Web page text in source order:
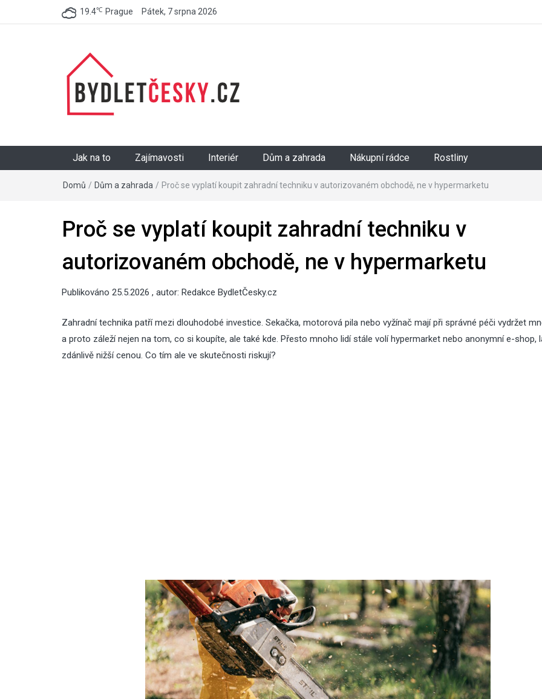
19.4℃ Prague Pátek, 7 srpna 2026
Jak na to Zajímavosti Interiér Dům a zahrada Nákupní rádce Rostliny
Domů / Dům a zahrada / Proč se vyplatí koupit zahradní techniku v autorizovaném obchodě, ne v hypermarketu
Proč se vyplatí koupit zahradní techniku v
autorizovaném obchodě, ne v hypermarketu
Publikováno 25.5.2026 , autor: Redakce BydletČesky.cz
Zahradní technika patří mezi dlouhodobé investice. Sekačka, motorová pila nebo vyžínač mají při správné péči vydržet
a proto záleží nejen na tom, co si koupíte, ale také kde. Přesto mnoho lidí stále volí hypermarket nebo anonymní e-shop,
zdánlivě nižší cenou. Co tím ale ve skutečnosti riskují?